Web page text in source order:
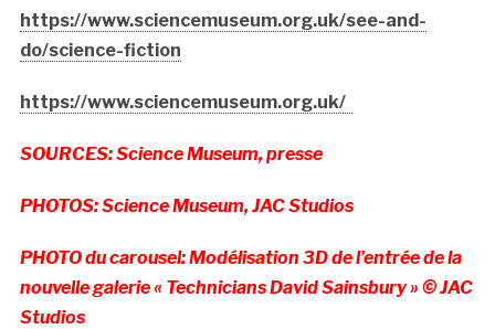
https://www.sciencemuseum.org.uk/see-and-
do/science-fiction
https://www.sciencemuseum.org.uk/
SOURCES: Science Museum, presse
PHOTOS: Science Museum, JAC Studios
PHOTO du carousel: Modélisation 3D de l’entrée de la
nouvelle galerie « Technicians David Sainsbury » © JAC
Studios